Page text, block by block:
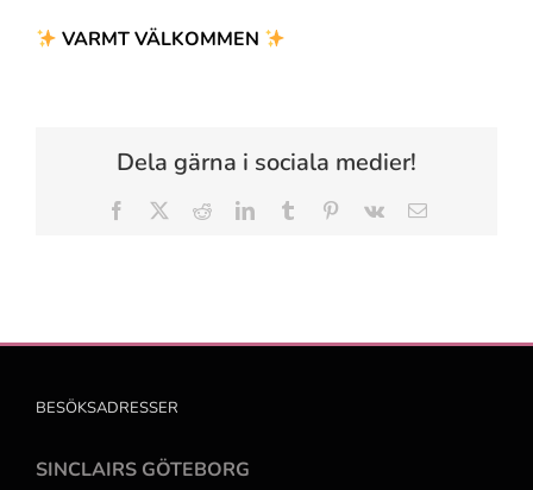
VARMT VÄLKOMMEN
Dela gärna i sociala medier!
Facebook RedditLinkedInTumblr Pinterest
Vk
E-
BESÖKSADRESSER
SINCLAIRS GÖTEBORG